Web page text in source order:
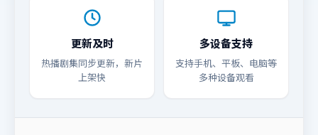
更新及时
热播剧集同步更新，新片
上架快
多设备支持
支持手机、平板、电脑等
多种设备观看